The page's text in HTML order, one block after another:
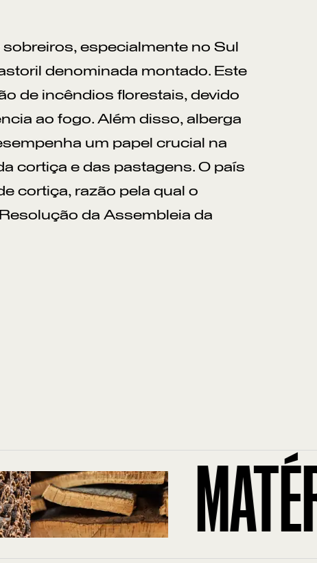
especialmente no Sul
denominada montado. Este
de incêndios florestais, devido
ao fogo. Além disso, alberga
um papel crucial na
cortiça e das pastagens. O país
cortiça, razão pela qual o
da Assembleia da